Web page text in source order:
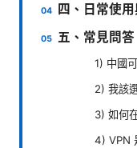
四、日常使
五、常見問答
1) 中國
2) 我該
3) 如何
4) VPN